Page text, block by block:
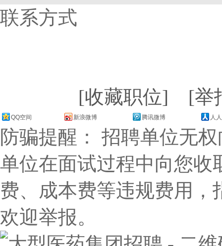
联系方式
[收藏职位] [举
QQ空间 新浪微博 腾讯微博 人
防骗提醒： 招聘单位无
单位在面试过程中向您收
费、成本费等违规费用
欢迎举报。